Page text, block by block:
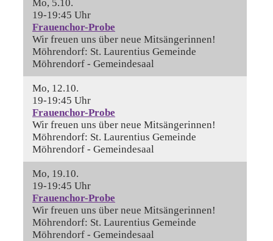
Mo, 5.10.
19-19:45 Uhr
Frauenchor-Probe
Wir freuen uns über neue Mitsängerinnen!
Möhrendorf: St. Laurentius Gemeinde
Möhrendorf - Gemeindesaal
Mo, 12.10.
19-19:45 Uhr
Frauenchor-Probe
Wir freuen uns über neue Mitsängerinnen!
Möhrendorf: St. Laurentius Gemeinde
Möhrendorf - Gemeindesaal
Mo, 19.10.
19-19:45 Uhr
Frauenchor-Probe
Wir freuen uns über neue Mitsängerinnen!
Möhrendorf: St. Laurentius Gemeinde
Möhrendorf - Gemeindesaal